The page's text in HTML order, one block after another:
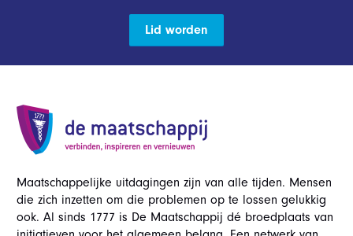
Lid worden
Maatschappelijke uitdagingen zijn van alle tijden. Mensen
die zich inzetten om die problemen op te lossen gelukkig
ook. Al sinds 1777 is De Maatschappij dé broedplaats van